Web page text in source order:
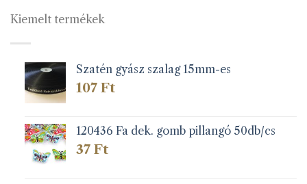
Kiemelt termékek
Szatén gyász szalag 15mm-es
107 Ft
120436 Fa dek. gomb pillangó 50db/cs
37 Ft